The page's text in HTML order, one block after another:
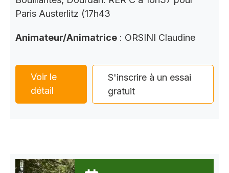
Paris Austerlitz (17h43
Animateur/Animatrice : ORSINI Claudine
Voir le
détail
S'inscrire à un essai
gratuit